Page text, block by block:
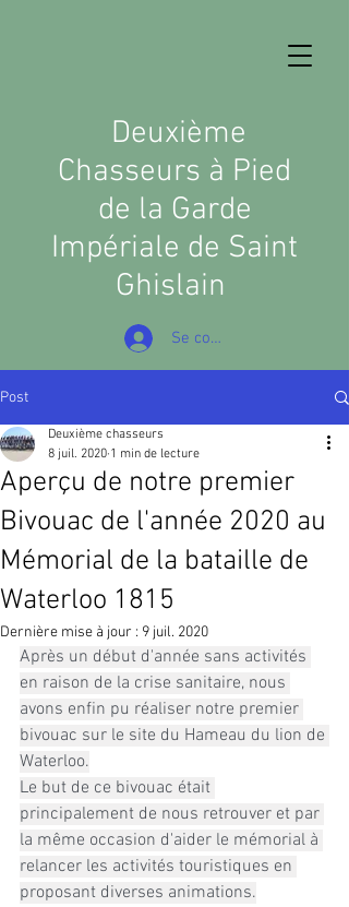
Deuxième
Chasseurs à Pied
de la Garde
Impériale de Saint
Ghislain
Se connecter
Post
Aperçu de notre premier
Bivouac de l'année 2020 au
Mémorial de la bataille de
Waterloo 1815
Deuxième chasseurs
8 juil. 2020 1 min de lecture
Dernière mise à jour : 9 juil. 2020
Après un début d'année sans activités
en raison de la crise sanitaire, nous
avons enfin pu réaliser notre premier
bivouac sur le site du Hameau du lion de
Waterloo.
Le but de ce bivouac était
principalement de nous retrouver et par
la même occasion d'aider le mémorial à
relancer les activités touristiques en
proposant diverses animations.